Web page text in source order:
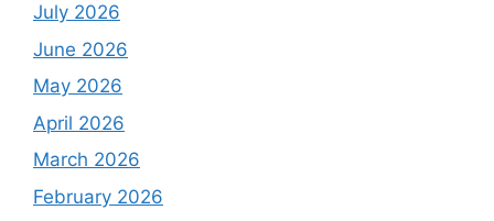
July 2026
June 2026
May 2026
April 2026
March 2026
February 2026